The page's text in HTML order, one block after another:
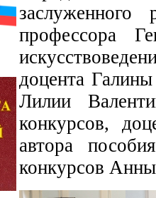
заслуженного
профессора
доцента
Лилии
конкурсов,
автора
конкурсов